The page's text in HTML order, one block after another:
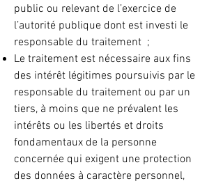
public ou relevant de l’exercice de
l’autorité publique dont est investi le
responsable du traitement ;
Le traitement est nécessaire aux fins
des intérêt légitimes poursuivis par le
responsable du traitement ou par un
tiers, à moins que ne prévalent les
intérêts ou les libertés et droits
fondamentaux de la personne
concernée qui exigent une protection
des données à caractère personnel,